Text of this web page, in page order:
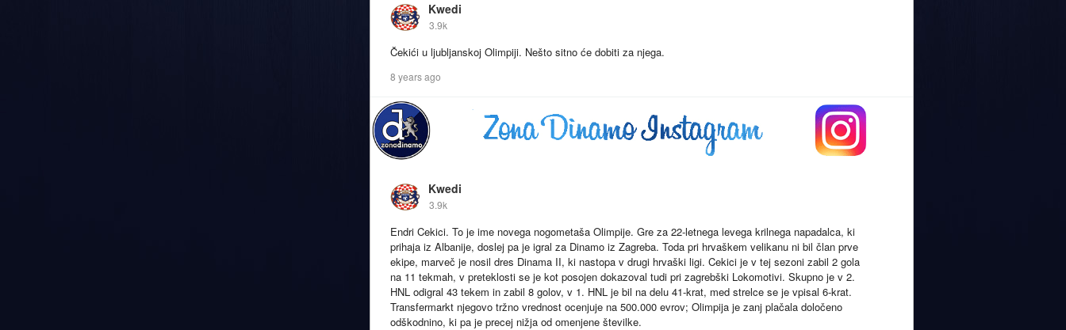
Kwedi
3.9k
Čekići u ljubljanskoj Olimpiji. Nešto sitno će dobiti za njega.
8 years ago
Kwedi
3.9k
Endri Cekici. To je ime novega nogometaša Olimpije. Gre za 22-letnega levega krilnega napadalca, ki
prihaja iz Albanije, doslej pa je igral za Dinamo iz Zagreba. Toda pri hrvaškem velikanu ni bil član prve
ekipe, marveč je nosil dres Dinama II, ki nastopa v drugi hrvaški ligi. Cekici je v tej sezoni zabil 2 gola
na 11 tekmah, v preteklosti se je kot posojen dokazoval tudi pri zagrebški Lokomotivi. Skupno je v 2.
HNL odigral 43 tekem in zabil 8 golov, v 1. HNL je bil na delu 41-krat, med strelce se je vpisal 6-krat.
Transfermarkt njegovo tržno vrednost ocenjuje na 500.000 evrov; Olimpija je zanj plačala določeno
odškodnino, ki pa je precej nižja od omenjene številke.